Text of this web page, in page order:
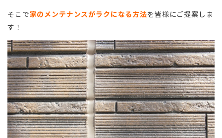
そこで家のメンテナンスがラクになる方法を皆様にご提案しま
す！